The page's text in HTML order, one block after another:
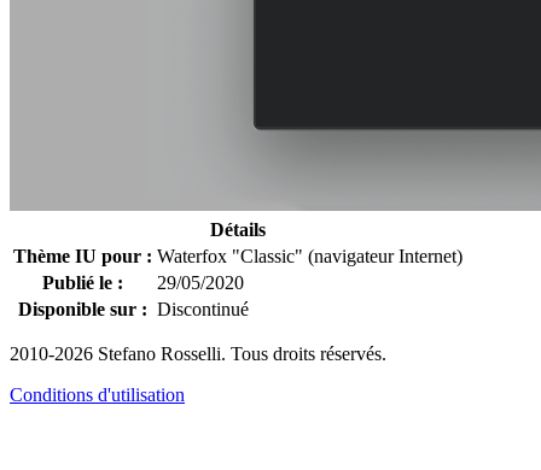
Détails
Thème IU pour : Waterfox "Classic" (navigateur Internet)
Publié le :
29/05/2020
Disponible sur : Discontinué
2010-2026 Stefano Rosselli. Tous droits réservés.
Conditions d'utilisation